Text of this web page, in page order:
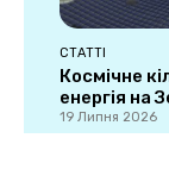
СТАТТІ
Космічне
енергія на
19 Липня 2026